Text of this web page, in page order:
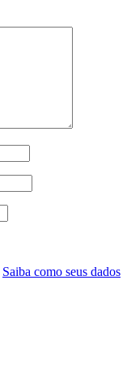
Saiba como seus dados